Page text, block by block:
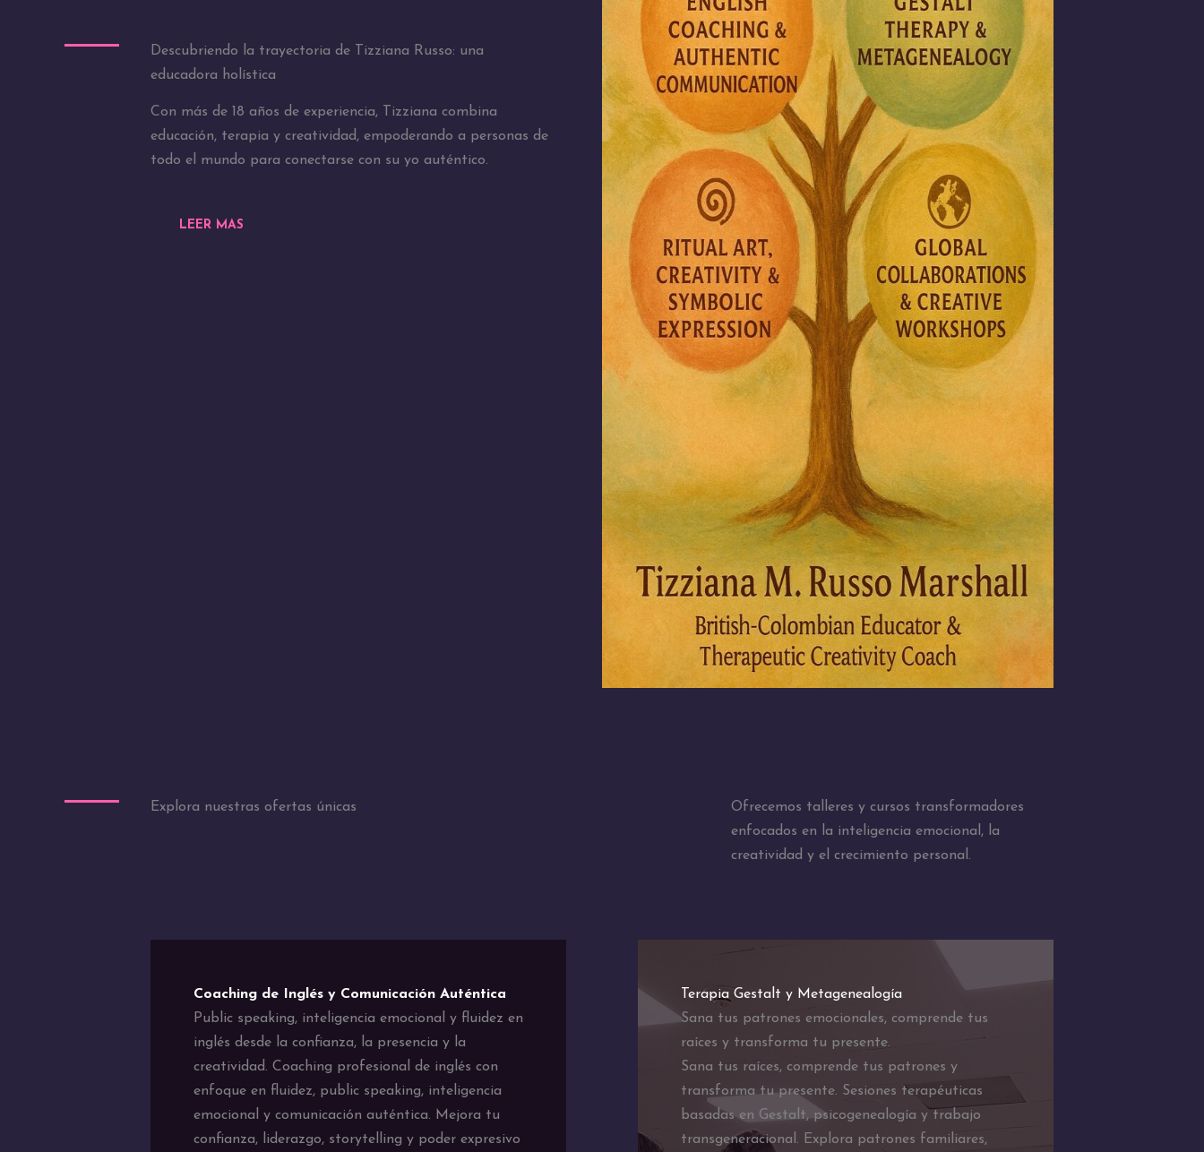
Descubriendo la trayectoria de Tizziana Russo: una
educadora holística
Con más de 18 años de experiencia, Tizziana combina
educación, terapia y creatividad, empoderando a personas de
todo el mundo para conectarse con su yo auténtico.
LEER MAS
Explora nuestras ofertas únicas
Ofrecemos talleres y cursos transformadores
enfocados en la inteligencia emocional, la
creatividad y el crecimiento personal.
Coaching de Inglés y Comunicación Auténtica
Public speaking, inteligencia emocional y fluidez en
inglés desde la confianza, la presencia y la
creatividad. Coaching profesional de inglés con
enfoque en fluidez, public speaking, inteligencia
emocional y comunicación auténtica. Mejora tu
confianza, liderazgo, storytelling y poder expresivo
Terapia Gestalt y Metagenealogía
Sana tus patrones emocionales, comprende tus
raíces y transforma tu presente.
Sana tus raíces, comprende tus patrones y
transforma tu presente. Sesiones terapéuticas
basadas en Gestalt, psicogenealogía y trabajo
transgeneracional. Explora patrones familiares,